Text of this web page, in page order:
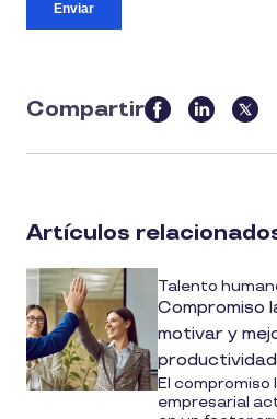
Compartir
this
article
media
Artículos
Talento
Compromiso
motivar y
productividad
El compromiso
empresarial